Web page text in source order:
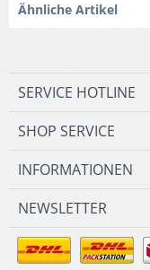
Ähnliche Artikel
SERVICE HOTLINE
SHOP SERVICE
INFORMATIONEN
NEWSLETTER